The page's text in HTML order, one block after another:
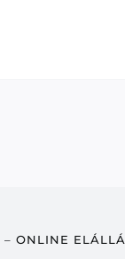
– ONLINE